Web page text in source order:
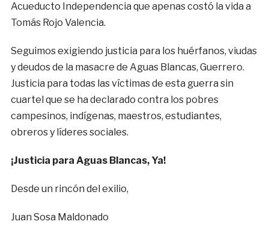
Acueducto Independencia que apenas costó la vida a
Tomás Rojo Valencia.
Seguimos exigiendo justicia para los huérfanos, viudas
y deudos de la masacre de Aguas Blancas, Guerrero.
Justicia para todas las víctimas de esta guerra sin
cuartel que se ha declarado contra los pobres
campesinos, indígenas, maestros, estudiantes,
obreros y líderes sociales.
¡Justicia para Aguas Blancas, Ya!
Desde un rincón del exilio,
Juan Sosa Maldonado